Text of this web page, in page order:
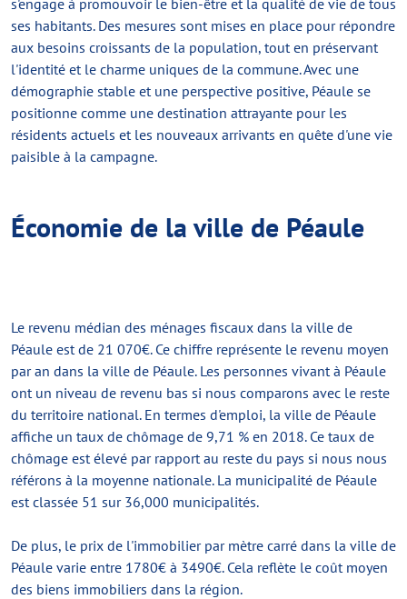
s'engage à promouvoir le bien-être et la qualité de vie de tous
ses habitants. Des mesures sont mises en place pour répondre
aux besoins croissants de la population, tout en préservant
l'identité et le charme uniques de la commune. Avec une
démographie stable et une perspective positive, Péaule se
positionne comme une destination attrayante pour les
résidents actuels et les nouveaux arrivants en quête d'une vie
paisible à la campagne.
Économie de la ville de Péaule
Le revenu médian des ménages fiscaux dans la ville de
Péaule est de 21 070€. Ce chiffre représente le revenu moyen
par an dans la ville de Péaule. Les personnes vivant à Péaule
ont un niveau de revenu bas si nous comparons avec le reste
du territoire national. En termes d'emploi, la ville de Péaule
affiche un taux de chômage de 9,71 % en 2018. Ce taux de
chômage est élevé par rapport au reste du pays si nous nous
référons à la moyenne nationale. La municipalité de Péaule
est classée 51 sur 36,000 municipalités.
De plus, le prix de l'immobilier par mètre carré dans la ville de
Péaule varie entre 1780€ à 3490€. Cela reflète le coût moyen
des biens immobiliers dans la région.